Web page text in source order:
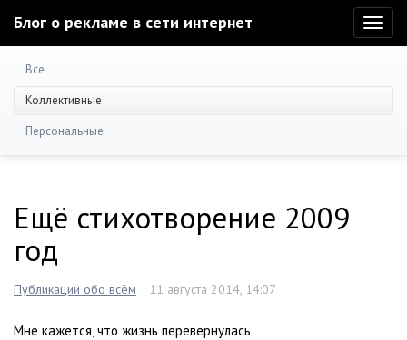
Блог о рекламе в сети интернет
Все
Коллективные
Персональные
Ещё стихотворение 2009
год
Публикации обо всём 11 августа 2014, 14:07
Мне кажется, что жизнь перевернулась